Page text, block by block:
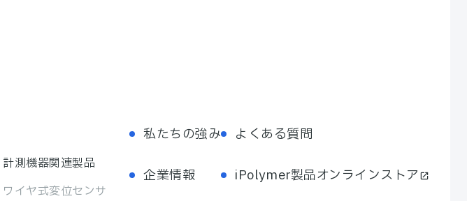
計測機器関連製品
ワイヤ式変位センサ
私たちの強み
企業情報
よくある質問
iPolymer製品オンラインストア